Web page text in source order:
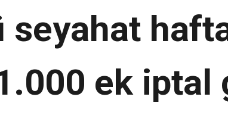
seyahat
ek iptal